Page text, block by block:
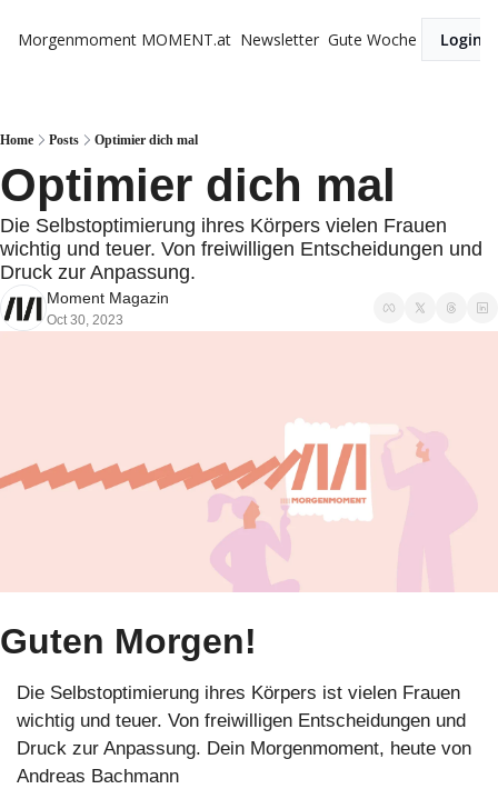
Morgenmoment MOMENT.at Newsletter Gute Woche Login
Home Posts Optimier dich mal
Optimier dich mal
Die Selbstoptimierung ihres Körpers vielen Frauen
wichtig und teuer. Von freiwilligen Entscheidungen und
Druck zur Anpassung.
Moment Magazin
Oct 30, 2023
Guten Morgen!
Die Selbstoptimierung ihres Körpers ist vielen Frauen
wichtig und teuer. Von freiwilligen Entscheidungen und
Druck zur Anpassung. Dein Morgenmoment, heute von
Andreas Bachmann